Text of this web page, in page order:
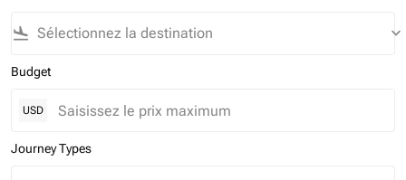
flight_land keyboard_arrow_down
Budget
USD
Journey Types